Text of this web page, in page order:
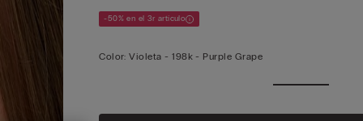
-50% en el 3r artículo
Color: Violeta -198k - Purple Grape